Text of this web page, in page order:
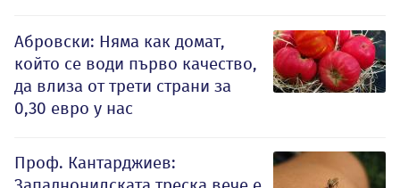
Абровски: Няма как домат,
който се води първо качество,
да влиза от трети страни за
0,30 евро у нас
Проф. Кантарджиев: